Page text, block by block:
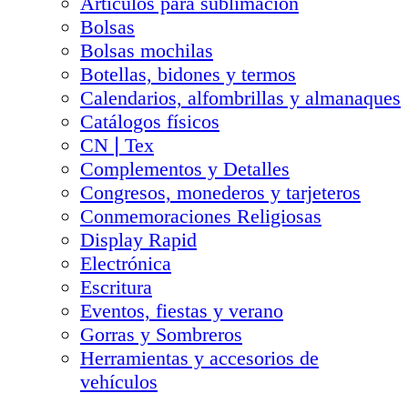
Bolsas
Bolsas mochilas
Botellas, bidones y termos
Calendarios, alfombrillas y almanaques
Catálogos físicos
CN❘Tex
Complementos y Detalles
Congresos, monederos y tarjeteros
Conmemoraciones Religiosas
Display Rapid
Electrónica
Escritura
Eventos, fiestas y verano
Gorras y Sombreros
Herramientas y accesorios de
vehículos